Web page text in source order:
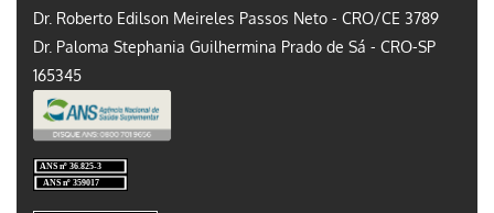
Dr. Roberto Edilson Meireles Passos Neto - CRO/CE 3789
Dr. Paloma Stephania Guilhermina Prado de Sá - CRO-SP
165345